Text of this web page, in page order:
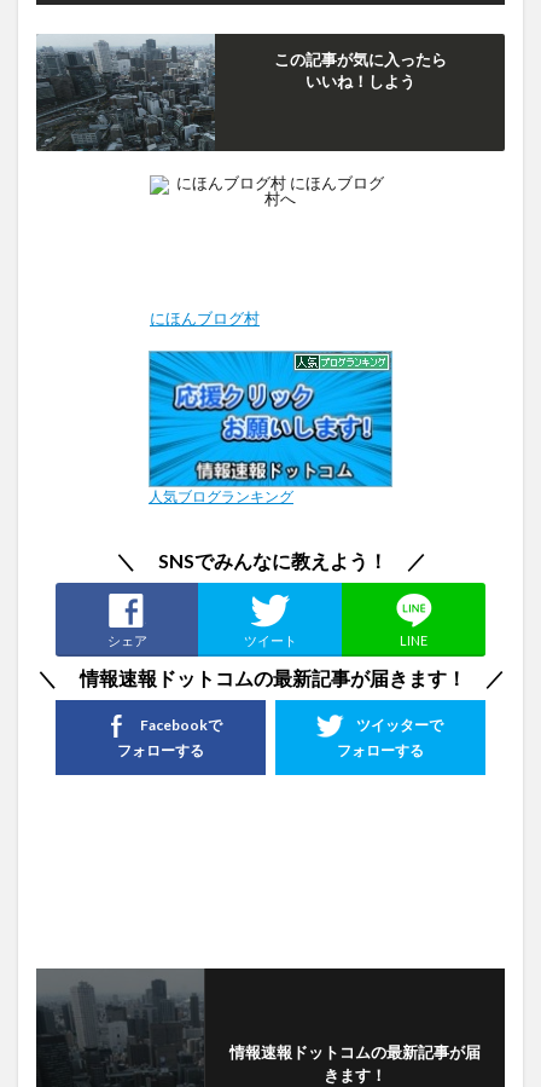
この記事が気に入ったら
いいね！しよう
にほんブログ村
人気ブログランキング
＼ SNSでみんなに教えよう！ ／
シェア ツイート LINE
＼ 情報速報ドットコムの最新記事が届きます！ ／
ツイッターで
フォローする
Facebookで
フォローする
情報速報ドットコムの最新記事が届
きます！